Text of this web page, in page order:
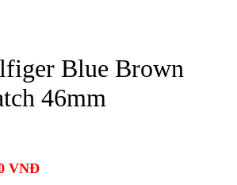
Blue Brown
46mm
VNĐ